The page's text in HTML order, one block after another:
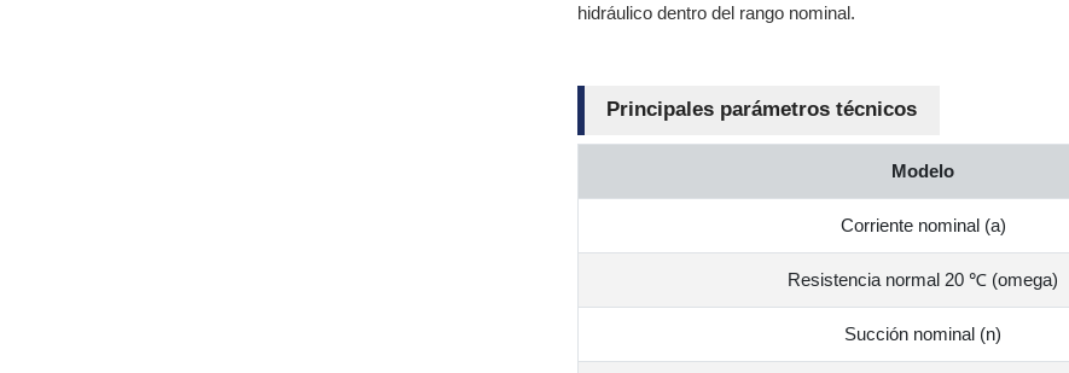
hidráulico dentro del rango nominal.
Principales parámetros técnicos
Modelo
Corriente nominal (a)
Resistencia normal 20 ℃ (omega)
Succión nominal (n)